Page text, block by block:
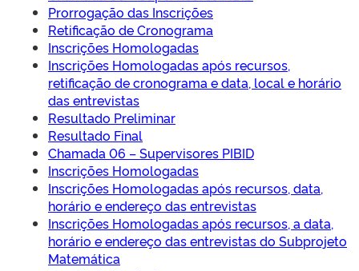
Prorrogação das Inscrições
Retificação de Cronograma
Inscrições Homologadas
Inscrições Homologadas após recursos,
retificação de cronograma e data, local e horário
das entrevistas
Resultado Preliminar
Resultado Final
Chamada 06 – Supervisores PIBID
Inscrições Homologadas
Inscrições Homologadas após recursos, data,
horário e endereço das entrevistas
Inscrições Homologadas após recursos, a data,
horário e endereço das entrevistas do Subprojeto
Matemática